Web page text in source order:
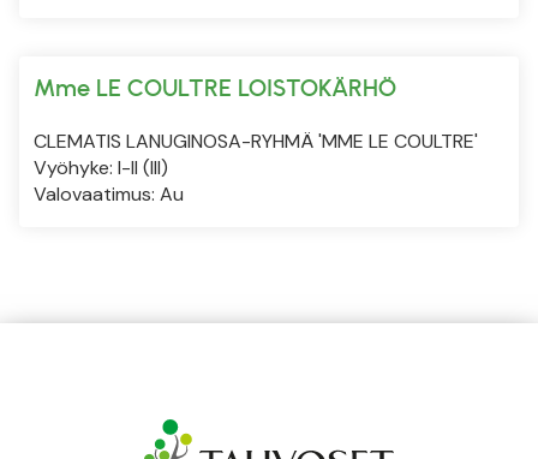
Mme LE COULTRE LOISTOKÄRHÖ
CLEMATIS LANUGINOSA-RYHMÄ 'MME LE COULTRE'
Vyöhyke: I-II (III)
Valovaatimus: Au